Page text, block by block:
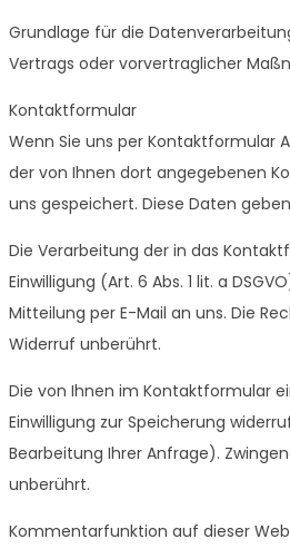
Grundlage für die
Vertrags oder vorvertraglicher
Kontaktformular
Wenn Sie uns per Kontaktformular
der von Ihnen dort angegebenen
uns gespeichert. Diese Daten
Die Verarbeitung der in das
Einwilligung (Art. 6 Abs. 1 lit. a
Mitteilung per E-Mail an uns. Die
Widerruf unberührt.
Die von Ihnen im Kontaktformular
Einwilligung zur Speicherung
Bearbeitung Ihrer Anfrage).
unberührt.
Kommentarfunktion auf dieser